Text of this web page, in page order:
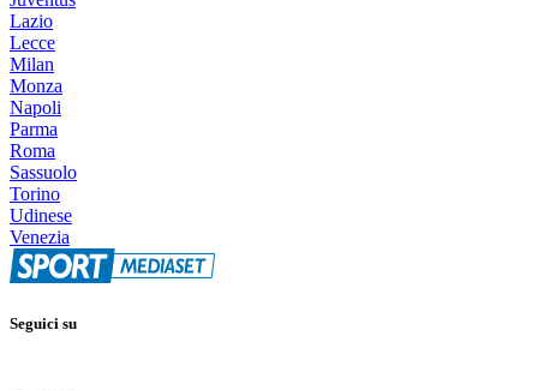
Lazio
Lecce
Milan
Monza
Napoli
Parma
Roma
Sassuolo
Torino
Udinese
Venezia
Seguici su